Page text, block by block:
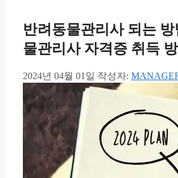
반려동물관리사 되는
물관리사 자격증 취득
2024년 04월 01일 작성자: